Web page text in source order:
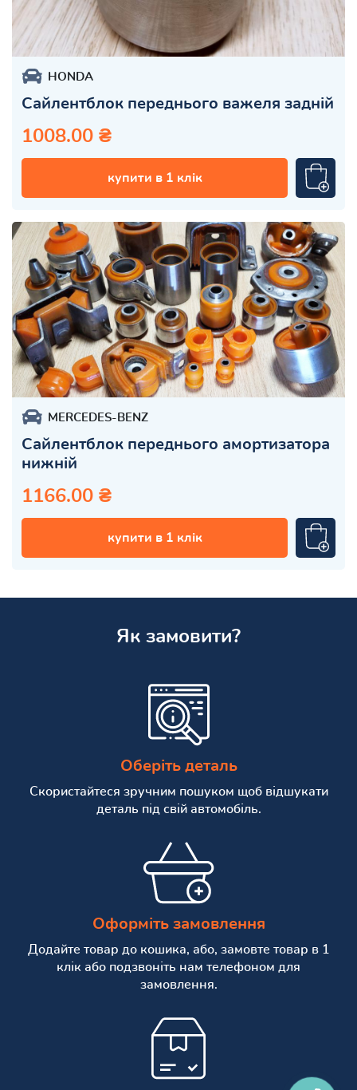
HONDA
Сайлентблок переднього важеля задній
1008.00 ₴
купити в 1 клік
MERCEDES-BENZ
Сайлентблок переднього амортизатора
нижній
1166.00 ₴
купити в 1 клік
Як замовити?
Оберіть деталь
Скористайтеся зручним пошуком щоб відшукати
деталь під свій автомобіль.
Оформіть замовлення
Додайте товар до кошика, або, замовте товар в 1
клік або подзвоніть нам телефоном для
замовлення.